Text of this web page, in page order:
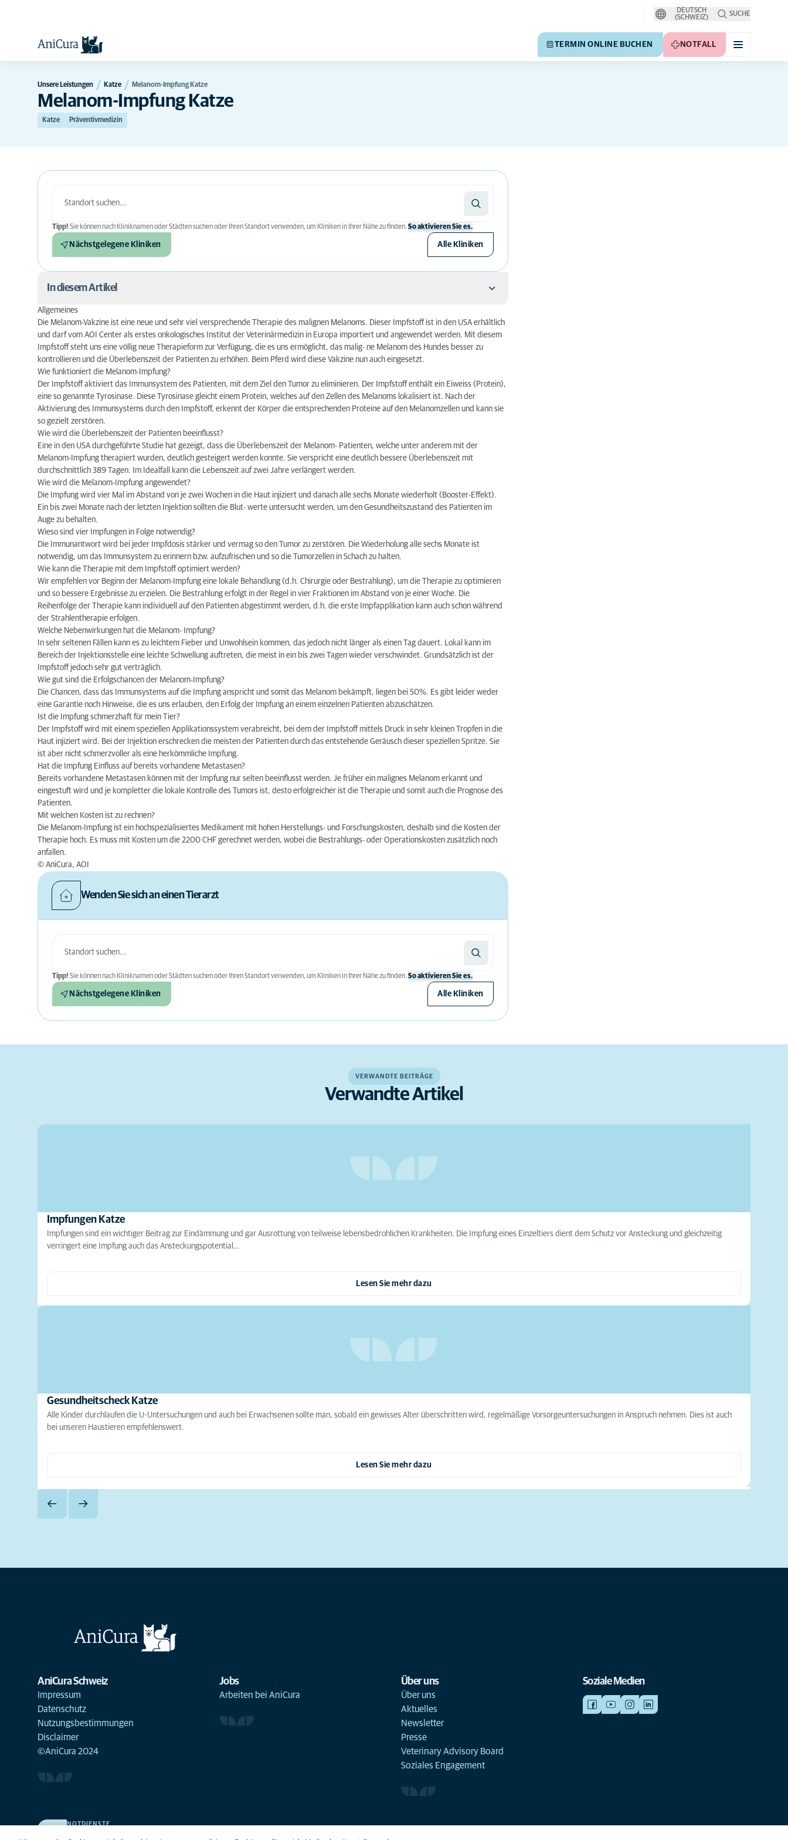
DEUTSCH
(SCHWEIZ)
SUCHE
TERMIN ONLINE BUCHEN NOTFALL
Unsere Leistungen Katze Melanom-Impfung Katze
Melanom-Impfung Katze
Katze Präventivmedizin
Tipp! Sie können nach Kliniknamen oder Städten suchen oder Ihren Standort verwenden, um Kliniken in Ihrer Nähe zu finden. So aktivieren Sie es.
Nächstgelegene Kliniken Alle Kliniken
In diesem Artikel
Allgemeines
Wie funktioniert die Melanom-Impfung?
Wie wird die Überlebenszeit der Patienten beeinflusst?
Wie wird die Melanom-Impfung angewendet?
Wieso sind vier Impfungen in Folge notwendig?
Wie kann die Therapie mit dem Impfstoff optimiert werden?
Welche Nebenwirkungen hat die Melanom- Impfung?
Wie gut sind die Erfolgschancen der Melanom-Impfung?
Ist die Impfung schmerzhaft für mein Tier?
Hat die Impfung Einfluss auf bereits vorhandene Metastasen?
Mit welchen Kosten ist zu rechnen?
Allgemeines
Die Melanom-Vakzine ist eine neue und sehr viel versprechende Therapie des malignen Melanoms. Dieser Impfstoff ist in den USA erhältlich
und darf vom AOI Center als erstes onkologisches Institut der Veterinärmedizin in Europa importiert und angewendet werden. Mit diesem
Impfstoff steht uns eine völlig neue Therapieform zur Verfügung, die es uns ermöglicht, das malig- ne Melanom des Hundes besser zu
kontrollieren und die Überlebenszeit der Patienten zu erhöhen. Beim Pferd wird diese Vakzine nun auch eingesetzt.
Wie funktioniert die Melanom-Impfung?
Der Impfstoff aktiviert das Immunsystem des Patienten, mit dem Ziel den Tumor zu eliminieren. Der Impfstoff enthält ein Eiweiss (Protein),
eine so genannte Tyrosinase. Diese Tyrosinase gleicht einem Protein, welches auf den Zellen des Melanoms lokalisiert ist. Nach der
Aktivierung des Immunsystems durch den Impfstoff, erkennt der Körper die entsprechenden Proteine auf den Melanomzellen und kann sie
so gezielt zerstören.
Wie wird die Überlebenszeit der Patienten beeinflusst?
Eine in den USA durchgeführte Studie hat gezeigt, dass die Überlebenszeit der Melanom- Patienten, welche unter anderem mit der
Melanom-Impfung therapiert wurden, deutlich gesteigert werden konnte. Sie verspricht eine deutlich bessere Überlebenszeit mit
durchschnittlich 389 Tagen. Im Idealfall kann die Lebenszeit auf zwei Jahre verlängert werden.
Wie wird die Melanom-Impfung angewendet?
Die Impfung wird vier Mal im Abstand von je zwei Wochen in die Haut injiziert und danach alle sechs Monate wiederholt (Booster-Effekt).
Ein bis zwei Monate nach der letzten Injektion sollten die Blut- werte untersucht werden, um den Gesundheitszustand des Patienten im
Auge zu behalten.
Wieso sind vier Impfungen in Folge notwendig?
Die Immunantwort wird bei jeder Impfdosis stärker und vermag so den Tumor zu zerstören. Die Wiederholung alle sechs Monate ist
notwendig, um das Immunsystem zu erinnern bzw. aufzufrischen und so die Tumorzellen in Schach zu halten.
Wie kann die Therapie mit dem Impfstoff optimiert werden?
Wir empfehlen vor Beginn der Melanom-Impfung eine lokale Behandlung (d.h. Chirurgie oder Bestrahlung), um die Therapie zu optimieren
und so bessere Ergebnisse zu erzielen. Die Bestrahlung erfolgt in der Regel in vier Fraktionen im Abstand von je einer Woche. Die
Reihenfolge der Therapie kann individuell auf den Patienten abgestimmt werden, d.h. die erste Impfapplikation kann auch schon während
der Strahlentherapie erfolgen.
Welche Nebenwirkungen hat die Melanom- Impfung?
In sehr seltenen Fällen kann es zu leichtem Fieber und Unwohlsein kommen, das jedoch nicht länger als einen Tag dauert. Lokal kann im
Bereich der Injektionsstelle eine leichte Schwellung auftreten, die meist in ein bis zwei Tagen wieder verschwindet. Grundsätzlich ist der
Impfstoff jedoch sehr gut verträglich.
Wie gut sind die Erfolgschancen der Melanom-Impfung?
Die Chancen, dass das Immunsystems auf die Impfung anspricht und somit das Melanom bekämpft, liegen bei 50%. Es gibt leider weder
eine Garantie noch Hinweise, die es uns erlauben, den Erfolg der Impfung an einem einzelnen Patienten abzuschätzen.
Ist die Impfung schmerzhaft für mein Tier?
Der Impfstoff wird mit einem speziellen Applikationssystem verabreicht, bei dem der Impfstoff mittels Druck in sehr kleinen Tropfen in die
Haut injiziert wird. Bei der Injektion erschrecken die meisten der Patienten durch das entstehende Geräusch dieser speziellen Spritze. Sie
ist aber nicht schmerzvoller als eine herkömmliche Impfung.
Hat die Impfung Einfluss auf bereits vorhandene Metastasen?
Bereits vorhandene Metastasen können mit der Impfung nur selten beeinflusst werden. Je früher ein malignes Melanom erkannt und
eingestuft wird und je kompletter die lokale Kontrolle des Tumors ist, desto erfolgreicher ist die Therapie und somit auch die Prognose des
Patienten.
Mit welchen Kosten ist zu rechnen?
Die Melanom-Impfung ist ein hochspezialisiertes Medikament mit hohen Herstellungs- und Forschungskosten, deshalb sind die Kosten der
Therapie hoch. Es muss mit Kosten um die 2200 CHF gerechnet werden, wobei die Bestrahlungs- oder Operationskosten zusätzlich noch
anfallen.
© AniCura, AOI
Wenden Sie sich an einen Tierarzt
Tipp! Sie können nach Kliniknamen oder Städten suchen oder Ihren Standort verwenden, um Kliniken in Ihrer Nähe zu finden. So aktivieren Sie es.
Nächstgelegene Kliniken Alle Kliniken
VERWANDTE BEITRÄGE
Verwandte Artikel
Impfungen Katze
Impfungen sind ein wichtiger Beitrag zur Eindämmung und gar Ausrottung von teilweise lebensbedrohlichen Krankheiten. Die Impfung eines Einzeltiers dient dem Schutz vor Ansteckung und gleichzeitig
verringert eine Impfung auch das Ansteckungspotential…
Lesen Sie mehr dazu
Gesundheitscheck Katze
Alle Kinder durchlaufen die U-Untersuchungen und auch bei Erwachsenen sollte man, sobald ein gewisses Alter überschritten wird, regelmäßige Vorsorgeuntersuchungen in Anspruch nehmen. Dies ist auch
bei unseren Haustieren empfehlenswert.
Lesen Sie mehr dazu
AniCura Schweiz
Impressum
Datenschutz
Nutzungsbestimmungen
Disclaimer
©AniCura 2024
Jobs
Arbeiten bei AniCura
Über uns
Über uns
Aktuelles
Newsletter
Presse
Veterinary Advisory Board
Soziales Engagement
Soziale Medien
NOTDIENSTE